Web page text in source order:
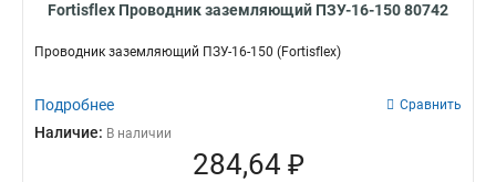
Fortisflex Проводник заземляющий ПЗУ-16-150 80742
Проводник заземляющий ПЗУ-16-150 (Fortisflex)
Подробнее Сравнить
Наличие: В наличии
284,64 ₽